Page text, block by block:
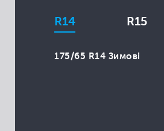
Brasa
Cachland
R14 R15
175/65 R14 Зимові